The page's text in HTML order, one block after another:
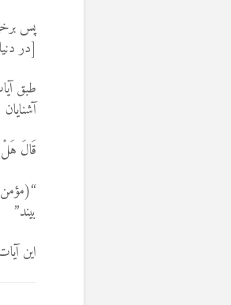
پس
[در
طبق
قَالَ هَلْ
‏بيند”
اين‌